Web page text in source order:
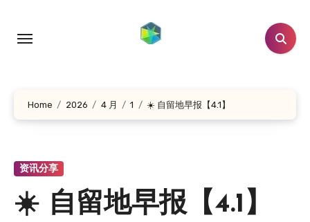
Home 2026 4 月 1 ☀️ 自留地早报【4.1】
资讯分享
☀️ 自留地早报【4.1】